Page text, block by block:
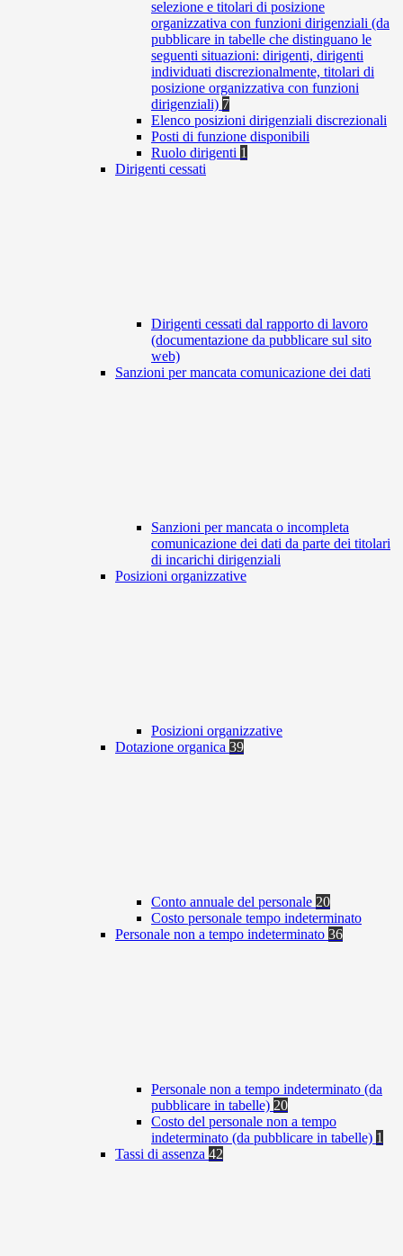
selezione e titolari di posizione
organizzativa con funzioni dirigenziali (da
pubblicare in tabelle che distinguano le
seguenti situazioni: dirigenti, dirigenti
individuati discrezionalmente, titolari di
posizione organizzativa con funzioni
dirigenziali) 7
Elenco posizioni dirigenziali discrezionali
Posti di funzione disponibili
Ruolo dirigenti 1
Dirigenti cessati
Dirigenti cessati dal rapporto di lavoro
(documentazione da pubblicare sul sito
web)
Sanzioni per mancata comunicazione dei dati
Sanzioni per mancata o incompleta
comunicazione dei dati da parte dei titolari
di incarichi dirigenziali
Posizioni organizzative
Posizioni organizzative
Dotazione organica 39
Conto annuale del personale 20
Costo personale tempo indeterminato
Personale non a tempo indeterminato 36
Personale non a tempo indeterminato (da
pubblicare in tabelle) 20
Costo del personale non a tempo
indeterminato (da pubblicare in tabelle) 1
Tassi di assenza 42